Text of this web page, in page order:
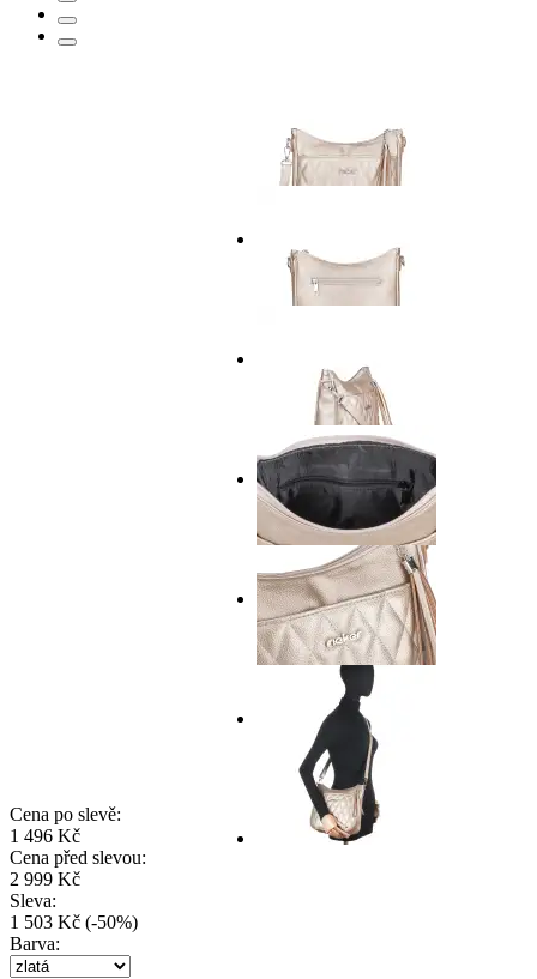
Cena po slevě:
1 496 Kč
Cena před slevou:
2 999 Kč
Sleva:
1 503 Kč (-50%)
Barva: